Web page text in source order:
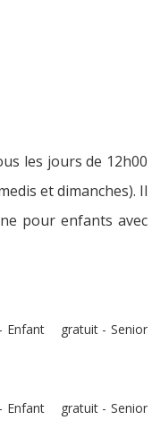
les jours de 12h00
et dimanches). Il
pour enfants avec
gratuit - Senior
Enfant gratuit - Senior